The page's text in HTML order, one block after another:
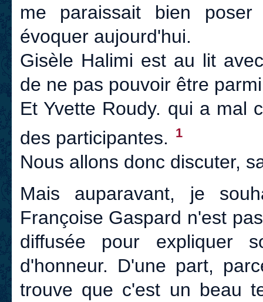
me paraissait bien
évoquer aujourd'hui.
Gisèle Halimi est au lit
de ne pas pouvoir être
Et Yvette Roudy. qui a mal
des participantes.
1
Nous allons donc discuter,
Mais auparavant, je
Françoise Gaspard n'est
diffusée pour expliquer
d'honneur. D'une part,
trouve que c'est un beau